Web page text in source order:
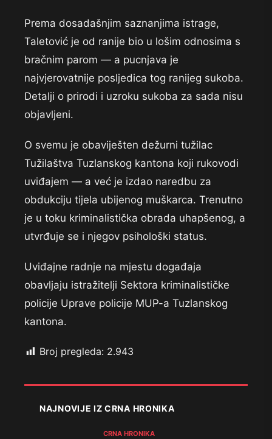
Prema dosadašnjim saznanjima istrage,
Taletović je od ranije bio u lošim odnosima s
bračnim parom — a pucnjava je
najvjerovatnije posljedica tog ranijeg sukoba.
Detalji o prirodi i uzroku sukoba za sada nisu
objavljeni.
O svemu je obaviješten dežurni tužilac
Tužilaštva Tuzlanskog kantona koji rukovodi
uviđajem — a već je izdao naredbu za
obdukciju tijela ubijenog muškarca. Trenutno
je u toku kriminalistička obrada uhapšenog, a
utvrđuje se i njegov psihološki status.
Uviđajne radnje na mjestu događaja
obavljaju istražitelji Sektora kriminalističke
policije Uprave policije MUP-a Tuzlanskog
kantona.
Broj pregleda: 2.943
NAJNOVIJE IZ CRNA HRONIKA
CRNA HRONIKA